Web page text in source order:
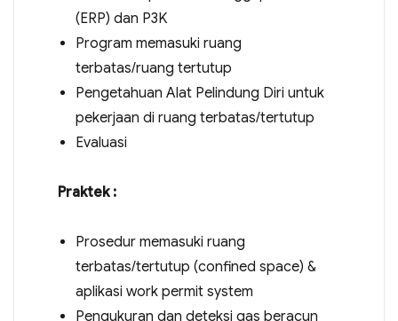
(ERP) dan P3K
Program memasuki ruang
terbatas/ruang tertutup
Pengetahuan Alat Pelindung Diri untuk
pekerjaan di ruang terbatas/tertutup
Evaluasi
Praktek :
Prosedur memasuki ruang
terbatas/tertutup (confined space) &
aplikasi work permit system
Pengukuran dan deteksi gas beracun